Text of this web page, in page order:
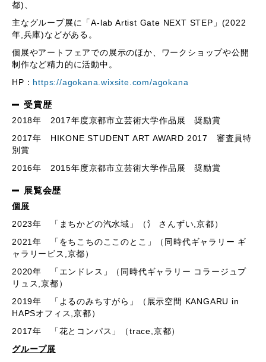
都) 、
主なグループ展に「A-lab Artist Gate NEXT STEP 」 (2022
年,兵庫) などがある。
個展やアートフェアでの展示のほか、ワークショップや公開
制作など精力的に活動中。
HP： https://agokana.wixsite.com/agokana
受賞歴
2018年 2017年度京都市立芸術大学作品展 奨励賞
2017年
HIKONE STUDENT ART AWARD 2017
審査員特
別賞
2016年 2015年度京都市立芸術大学作品展 奨励賞
展覧会歴
個展
2023年 「まちかどの汽水域」（氵 さんずい,京都）
2021年 「をちこちのここのとこ」（同時代ギャラリー ギ
ャラリービス ,京都）
2020年 「エンドレス」（同時代ギャラリー コラージュプ
リュス ,京都）
2019年 「よるのみちすがら」（展示空間
KANGARU in
HAPSオフィス ,京都）
2017年 「花とコンパス」（ trace,京都）
グループ展